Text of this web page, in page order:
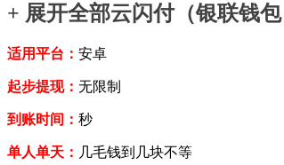
+ 展开全部云闪付（银联钱包
适用平台： 安卓
起步提现： 无限制
到账时间： 秒
单人单天： 几毛钱到几块不等